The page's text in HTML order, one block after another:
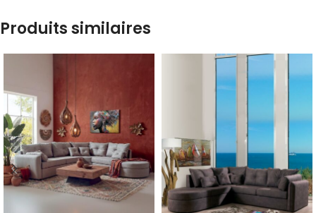
Produits similaires